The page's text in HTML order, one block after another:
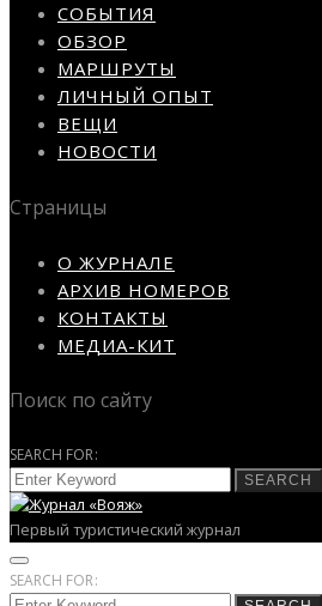
СОБЫТИЯ
ОБЗОР
МАРШРУТЫ
ЛИЧНЫЙ ОПЫТ
ВЕЩИ
НОВОСТИ
Страницы
О ЖУРНАЛЕ
АРХИВ НОМЕРОВ
КОНТАКТЫ
МЕДИА-КИТ
Поиск по сайту
SEARCH FOR:
SEARCH
Первый туристический журнал
SEARCH FOR: